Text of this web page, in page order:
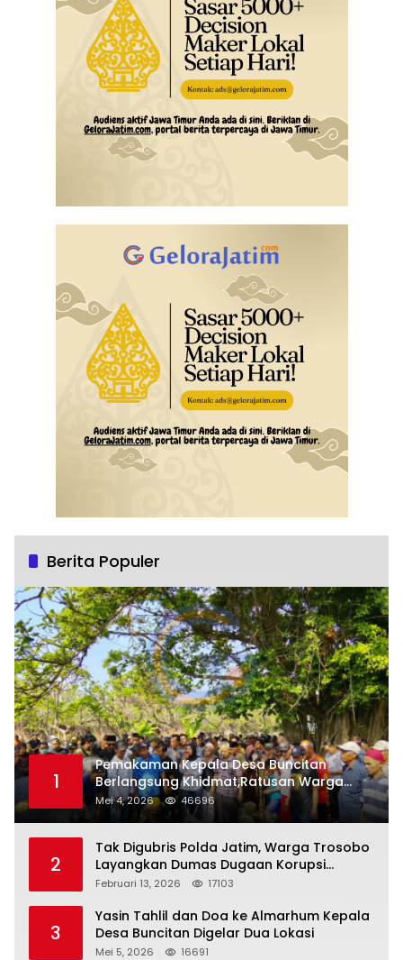
Berita Populer
1
Pemakaman Kepala Desa Buncitan
Berlangsung Khidmat,Ratusan Warga
Larut Dalam Duka Yang Mendalam
Mei 4, 2026 46696
2
Tak Digubris Polda Jatim, Warga Trosobo
Layangkan Dumas Dugaan Korupsi
Oknum DPRD Sidoarjo ke Kapolri
Februari 13, 2026 17103
3
Yasin Tahlil dan Doa ke Almarhum Kepala
Desa Buncitan Digelar Dua Lokasi
Mei 5, 2026 16691